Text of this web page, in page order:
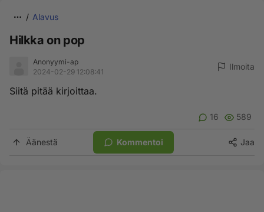
Alavus
Hilkka on pop
Anonyymi-ap
2024-02-29 12:08:41
Ilmoita
Siitä pitää kirjoittaa.
16 589
Äänestä Kommentoi Jaa